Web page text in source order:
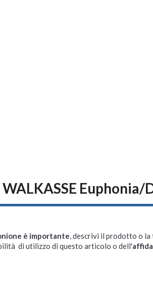
è importante, descrivi il prodotto o la
di utilizzo di questo articolo o dell'